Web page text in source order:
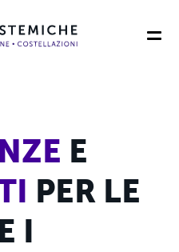
E
PER LE
I